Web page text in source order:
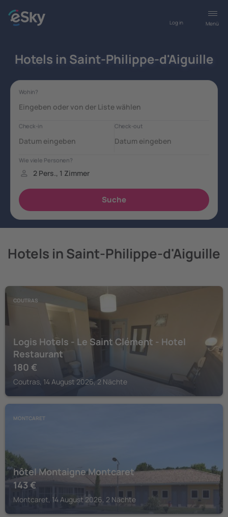
Menü
Log in
Hotels in Saint-Philippe-d'Aiguille
Hotels in Saint-Philippe-d'Aiguille
COUTRAS
Logis Hotels - Le Saint Clément - Hotel
Restaurant
180 €
Coutras, 14 August 2026, 2 Nächte
MONTCARET
hôtel Montaigne Montcaret
143€
Montcaret, 14 August 2026, 2 Nächte